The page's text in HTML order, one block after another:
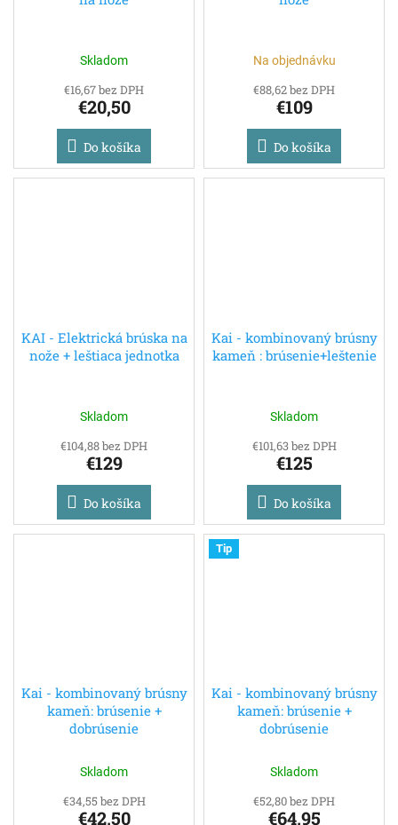
Skladom
€16,67 bez DPH
€20,50
Do košíka
Na objednávku
€88,62 bez DPH
€109
Do košíka
KAI - Elektrická brúska na
nože + leštiaca jednotka
Skladom
€104,88 bez DPH
€129
Do košíka
Kai - kombinovaný brúsny
kameň : brúsenie+leštenie
Skladom
€101,63 bez DPH
€125
Do košíka
Kai - kombinovaný brúsny
kameň: brúsenie +
dobrúsenie
Skladom
€34,55 bez DPH
€42,50
Tip
Kai - kombinovaný brúsny
kameň: brúsenie +
dobrúsenie
Skladom
€52,80 bez DPH
€64,95